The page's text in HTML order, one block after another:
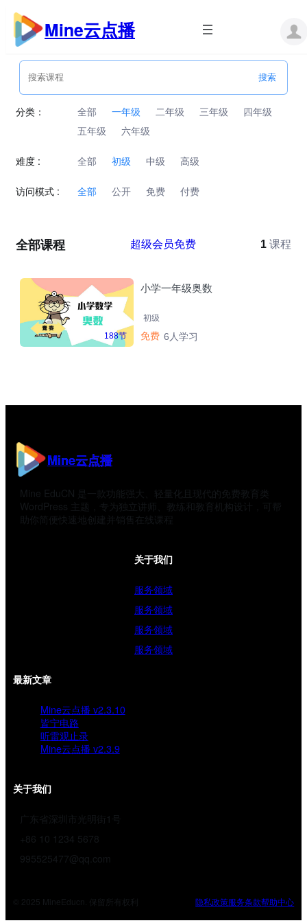
跳
内
Mine云点播
分类： 全部 一年级 二年级 三年级
四年级
五年级
六年级
难度 : 全部 初级 中级 高级
访问模式 : 全部 公开 免费 付费
全部课程 超级会员免费 1 课程
188节
小学一年级奥数
初级
免费 6人学习
Mine云点播
Mine EduCN 是一款功能强大、轻量化且现代的免费教育类
WordPress 主题，专为独立讲师、教练和教育机构设计，可帮
助你简便快速地创建并销售在线课程
关于我们
服务领域
服务领域
服务领域
服务领域
最新文章
Mine云点播 v2.3.10
皆宁电路
听雷观止录
Mine云点播 v2.3.9
关于我们
广东省深圳市光明街1号
+86 10 1234 5678
995525477@qq.com
© 2025 MineEducn. 保留所有权利 隐私政策服务条款帮助中心